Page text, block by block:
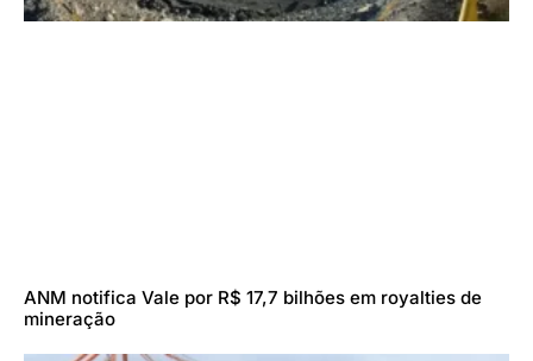
ANM notifica Vale por R$ 17,7 bilhões em royalties de
mineração